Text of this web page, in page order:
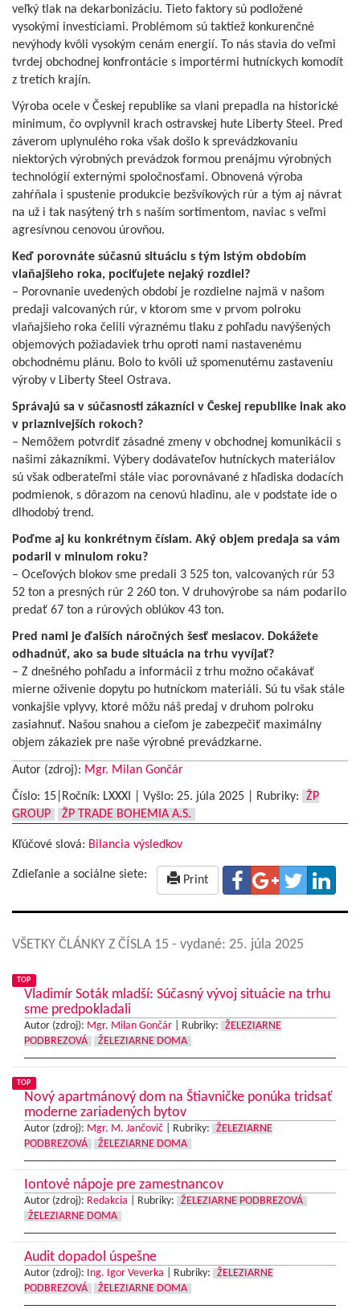
veľký tlak na dekarbonizáciu. Tieto faktory sú podložené
vysokými investíciami. Problémom sú taktiež konkurenčné
nevýhody kvôli vysokým cenám energií. To nás stavia do veľmi
tvrdej obchodnej konfrontácie s importérmi hutníckych komodít
z tretích krajín.
Výroba ocele v Českej republike sa vlani prepadla na historické
minimum, čo ovplyvnil krach ostravskej hute Liberty Steel. Pred
záverom uplynulého roka však došlo k sprevádzkovaniu
niektorých výrobných prevádzok formou prenájmu výrobných
technológií externými spoločnosťami. Obnovená výroba
zahŕňala i spustenie produkcie bezšvíkových rúr a tým aj návrat
na už i tak nasýtený trh s naším sortimentom, naviac s veľmi
agresívnou cenovou úrovňou.
Keď porovnáte súčasnú situáciu s tým istým obdobím
vlaňajšieho roka, pociťujete nejaký rozdiel?
– Porovnanie uvedených období je rozdielne najmä v našom
predaji valcovaných rúr, v ktorom sme v prvom polroku
vlaňajšieho roka čelili výraznému tlaku z pohľadu navýšených
objemových požiadaviek trhu oproti nami nastavenému
obchodnému plánu. Bolo to kvôli už spomenutému zastaveniu
výroby v Liberty Steel Ostrava.
Správajú sa v súčasnosti zákazníci v Českej republike inak ako
v priaznivejších rokoch?
– Nemôžem potvrdiť zásadné zmeny v obchodnej komunikácii s
našimi zákazníkmi. Výbery dodávateľov hutníckych materiálov
sú však odberateľmi stále viac porovnávané z hľadiska dodacích
podmienok, s dôrazom na cenovú hladinu, ale v podstate ide o
dlhodobý trend.
Poďme aj ku konkrétnym číslam. Aký objem predaja sa vám
podaril v minulom roku?
– Oceľových blokov sme predali 3 525 ton, valcovaných rúr 53
52 ton a presných rúr 2 260 ton. V druhovýrobe sa nám podarilo
predať 67 ton a rúrových oblúkov 43 ton.
Pred nami je ďalších náročných šesť mesiacov. Dokážete
odhadnúť, ako sa bude situácia na trhu vyvíjať?
– Z dnešného pohľadu a informácii z trhu možno očakávať
mierne oživenie dopytu po hutníckom materiáli. Sú tu však stále
vonkajšie vplyvy, ktoré môžu náš predaj v druhom polroku
zasiahnuť. Našou snahou a cieľom je zabezpečiť maximálny
objem zákaziek pre naše výrobné prevádzkarne.
Autor (zdroj): Mgr. Milan Gončár
Číslo: 15|Ročník: LXXXI | Vyšlo: 25. júla 2025 Rubriky:
ŽP
GROUP
ŽP TRADE BOHEMIA A.S.
Kľúčové slová: Bilancia výsledkov
Zdieľanie a sociálne siete: Print
VŠETKY ČLÁNKY Z ČÍSLA 15 - vydané: 25. júla 2025
TOP
Vladimír Soták mladší: Súčasný vývoj situácie na trhu
sme predpokladali
Autor (zdroj): Mgr. Milan Gončár Rubriky:
ŽELEZIARNE
PODBREZOVÁ
ŽELEZIARNE DOMA
TOP
Nový apartmánový dom na Štiavničke ponúka tridsať
moderne zariadených bytov
Autor (zdroj): Mgr. M. Jančovič Rubriky:
ŽELEZIARNE
PODBREZOVÁ
ŽELEZIARNE DOMA
Iontové nápoje pre zamestnancov
Autor (zdroj): Redakcia Rubriky:
ŽELEZIARNE PODBREZOVÁ
ŽELEZIARNE DOMA
Audit dopadol úspešne
Autor (zdroj): Ing. Igor Veverka Rubriky:
ŽELEZIARNE
PODBREZOVÁ
ŽELEZIARNE DOMA